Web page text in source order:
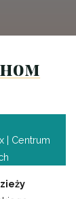
| Centrum